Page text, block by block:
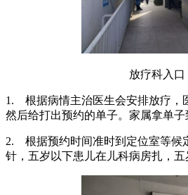
放疗科入口
1.
根据病情主治医生会安排放疗，
然后给打出预约的单子。家属拿单子
2.
根据预约时间准时到定位室等候
针，五岁以下患儿在儿科病房扎，五